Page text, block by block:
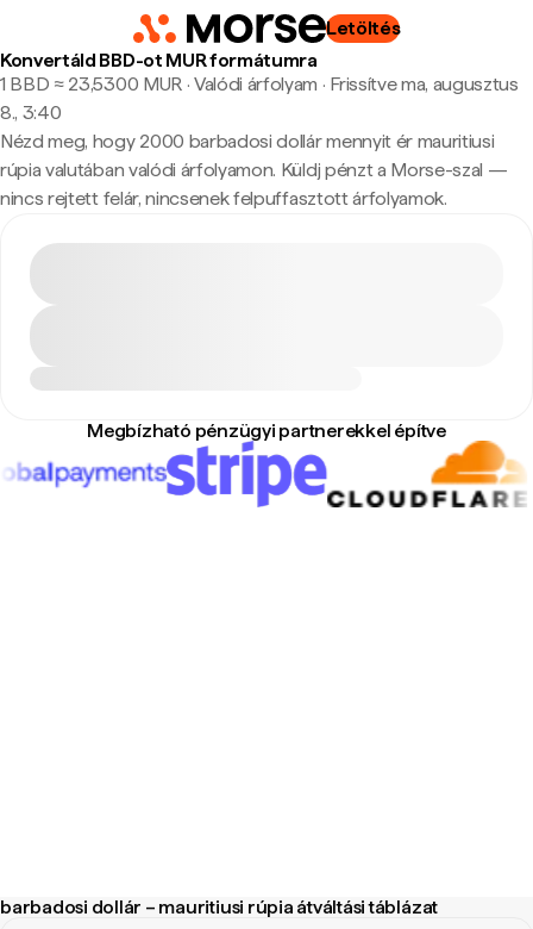
Letöltés
Konvertáld BBD-ot MUR formátumra
1 BBD ≈ 23,5300 MUR · Valódi árfolyam · Frissítve ma, augusztus
8., 3:40
Nézd meg, hogy 2000 barbadosi dollár mennyit ér mauritiusi
rúpia valutában valódi árfolyamon. Küldj pénzt a Morse-szal —
nincs rejtett felár, nincsenek felpuffasztott árfolyamok.
Megbízható pénzügyi partnerekkel építve
barbadosi dollár – mauritiusi rúpia átváltási táblázat